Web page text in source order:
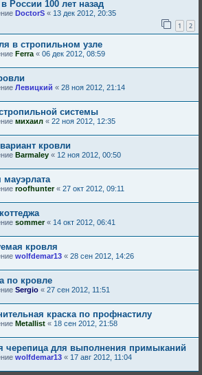
России 100 лет назад
DoctorS « 13 дек 2012, 20:35
1 2
в стропильном узле
Ferra « 06 дек 2012, 08:59
Левицкий « 28 ноя 2012, 21:14
системы
михаил « 22 ноя 2012, 12:35
кровли
Barmaley « 12 ноя 2012, 00:50
мауэрлата
roofhunter« 27 окт 2012, 09:11
sommer« 14 окт 2012, 06:41
кровля
wolfdemar13 « 28 сен 2012, 14:26
по кровле
Sergio « 27 сен 2012, 11:51
краска по профнастилу
Metallist « 18 сен 2012, 21:58
черепица для выполнения примыканий
wolfdemar13 « 17 авг 2012, 11:04